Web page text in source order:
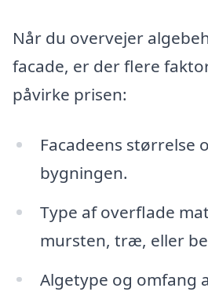
Når du overvejer
facade, er der flere
påvirke prisen:
Facadeens størrelse
bygningen.
Type af overflade
mursten, træ, eller
Algetype og omfang